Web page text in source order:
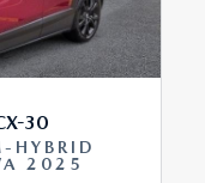
30
HYBRID
2025